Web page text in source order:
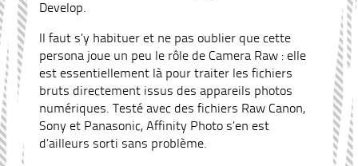
Develop.
Il faut s’y habituer et ne pas oublier que cette
persona joue un peu le rôle de Camera Raw : elle
est essentiellement là pour traiter les fichiers
bruts directement issus des appareils photos
numériques. Testé avec des fichiers Raw Canon,
Sony et Panasonic, Affinity Photo s’en est
d’ailleurs sorti sans problème.